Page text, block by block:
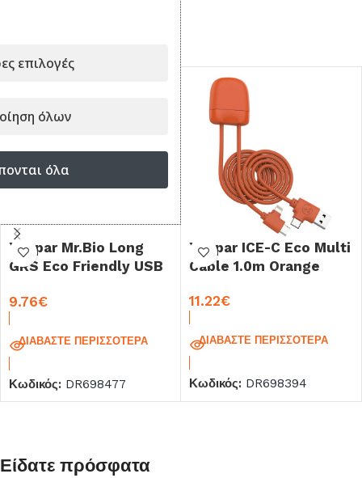
Xoopar Mr.Bio Long
GRS Eco Friendly USB
9.76€
ΔΙΑΒΆΣΤΕ ΠΕΡΙΣΣΌΤΕΡΑ
Κωδικός: DR698477
Xoopar ICE-C Eco Multi
Cable 1.0m Orange
11.22€
ΔΙΑΒΆΣΤΕ ΠΕΡΙΣΣΌΤΕΡΑ
Κωδικός: DR698394
Είδατε πρόσφατα
επιλογές
όλων
όλα